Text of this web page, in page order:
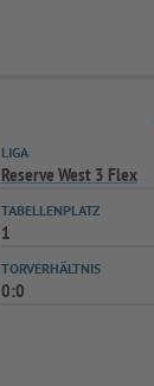
LIGA
Reserve West 3 Flex
TABELLENPLATZ
1
TORVERHÄLTNIS
0:0